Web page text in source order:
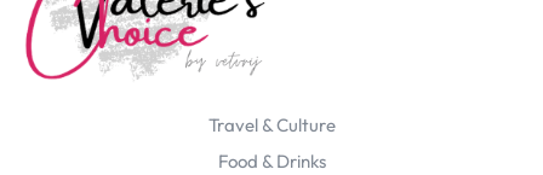
Travel & Culture
Food & Drinks